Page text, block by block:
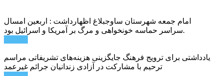
امام جمعه شهرستان ساوجبلاغ اظهارداشت : اربعین امسال
سراسر حماسه خونخواهی و مرگ بر آمریکا و اسرائیل بود.
یادداشتی برای ترویج فرهنگ جایگزینی هزینه‌های تشریفاتی مراسم
ترحیم با مشارکت در آزادی زندانیان جرائم غیرعمد